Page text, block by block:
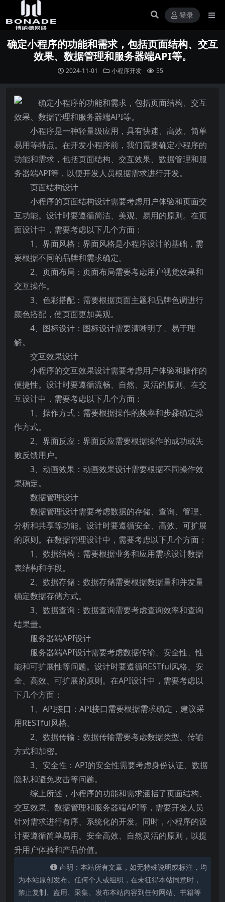
登录
确定小程序的功能和需求，包括页面结构、交互
效果、数据管理和服务器端API等。
2024-11-01 小程序开发 55
小程序是一种轻量级应用，具有快速、高效、简单
易用等特点。在开发小程序前，我们需要确定小程序的
功能和需求，包括页面结构、交互效果、数据管理和服
务器端API等，以便开发人员根据需求进行开发。
页面结构设计
小程序的页面结构设计需要考虑用户体验和页面交
互功能。设计时要遵循简洁、美观、易用的原则。在页
面设计中，需要考虑以下几个方面：
1、界面风格：界面风格是小程序设计的基础，需
要根据不同的品牌和需求确定。
2、页面布局：页面布局需要考虑用户视觉效果和
交互操作。
3、色彩搭配：需要根据页面主题和品牌色调进行
颜色搭配，使页面更加美观。
4、图标设计：图标设计需要清晰明了、易于理
解。
交互效果设计
小程序的交互效果设计需要考虑用户体验和操作的
便捷性。设计时要遵循流畅、自然、灵活的原则。在交
互设计中，需要考虑以下几个方面：
1、操作方式：需要根据操作的频率和步骤确定操
作方式。
2、界面反应：界面反应需要根据操作的成功或失
败反馈用户。
3、动画效果：动画效果设计需要根据不同操作效
果确定。
数据管理设计
数据管理设计需要考虑数据的存储、查询、管理、
分析和共享等功能。设计时要遵循安全、高效、可扩展
的原则。在数据管理设计中，需要考虑以下几个方面：
1、数据结构：需要根据业务和应用需求设计数据
表结构和字段。
2、数据存储：数据存储需要根据数据量和并发量
确定数据存储方式。
3、数据查询：数据查询需要考虑查询效率和查询
结果量。
服务器端API设计
服务器端API设计需要考虑数据传输、安全性、性
能和可扩展性等问题。设计时要遵循RESTful风格、安
全、高效、可扩展的原则。在API设计中，需要考虑以
下几个方面：
1、API接口：API接口需要根据需求确定，建议采
用RESTful风格。
2、数据传输：数据传输需要考虑数据类型、传输
方式和加密。
3、安全性：API的安全性需要考虑身份认证、数据
隐私和避免攻击等问题。
综上所述，小程序的功能和需求涵括了页面结构、
交互效果、数据管理和服务器端API等，需要开发人员
针对需求进行有序、系统化的开发。同时，小程序的设
计要遵循简单易用、安全高效、自然灵活的原则，以提
升用户体验和产品价值。
声明：本站所有文章，如无特殊说明或标注，均
为本站原创发布。任何个人或组织，在未征得本站同意时，
禁止复制、盗用、采集、发布本站内容到任何网站、书籍等